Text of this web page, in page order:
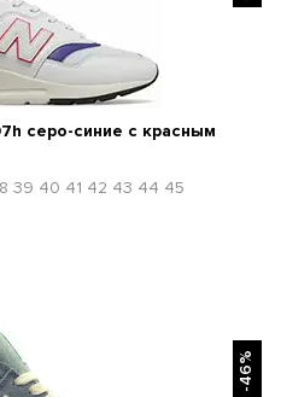
серо-синие с красным
39 40 41 42 43 44 45
ПРОСМОТР
-46%